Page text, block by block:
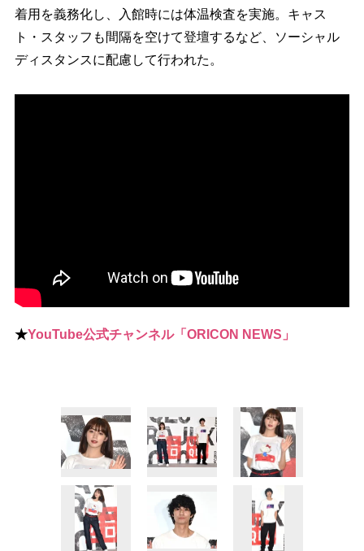
着用を義務化し、入館時には体温検査を実施。キャス
ト・スタッフも間隔を空けて登壇するなど、ソーシャル
ディスタンスに配慮して行われた。
★YouTube公式チャンネル「ORICON NEWS」